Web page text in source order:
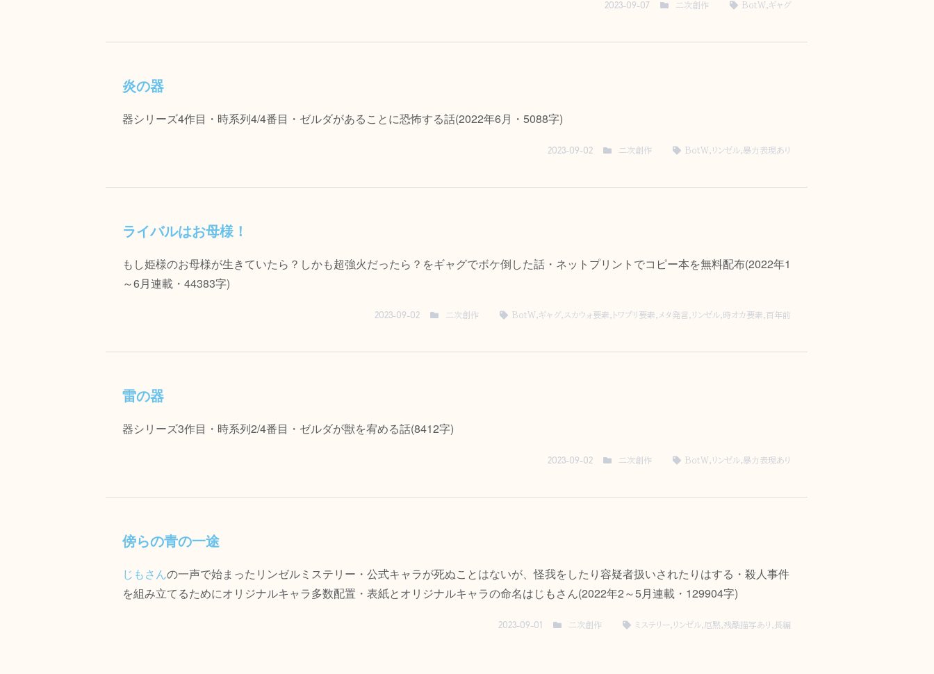
2023-09-07 二次創作 BotW ギャグ
炎の器
器シリーズ4作目・時系列4/4番目・ゼルダがあることに恐怖する話(2022年6月・5088字)
2023-09-02 二次創作 BotW リンゼル 暴力表現あり
ライバルはお母様！
もし姫様のお母様が生きていたら？しかも超強火だったら？をギャグでボケ倒した話・ネットプリントでコピー本を無料配布(2022年1
～6月連載・44383字)
2023-09-02 二次創作 BotW ギャグ, スカウォ要素 トワプリ要素 メタ発言 リンゼル 時オカ要素 百年前
雷の器
器シリーズ3作目・時系列2/4番目・ゼルダが獣を宥める話(8412字)
2023-09-02 二次創作 BotW リンゼル 暴力表現あり
傍らの青の一途
じもさんの一声で始まったリンゼルミステリー・公式キャラが死ぬことはないが、怪我をしたり容疑者扱いされたりはする・殺人事件
を組み立てるためにオリジナルキャラ多数配置・表紙とオリジナルキャラの命名はじもさん(2022年2～5月連載・129904字)
2023-09-01 二次創作 ミステリー リンゼル 厄黙 残酷描写あり 長編